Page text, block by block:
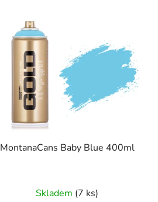
MontanaCans Baby Blue 400ml
hodnocení
Skladem (7 ks)